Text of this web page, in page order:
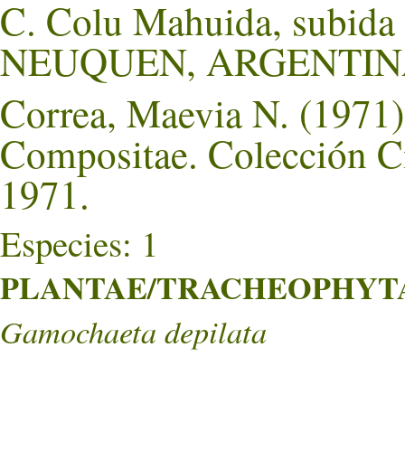
C. Colu Mahuida,
NEUQUEN,
Correa, Maevia N.
Compositae. Colección
1971.
Especies: 1
PLANTAE/
Gamochaeta depilata